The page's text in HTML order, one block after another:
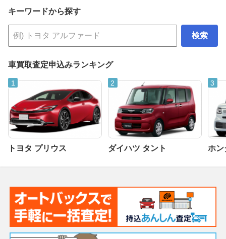
キーワードから探す
検索
車買取査定申込みランキング
トヨタ プリウス ダイハツ タント ホン